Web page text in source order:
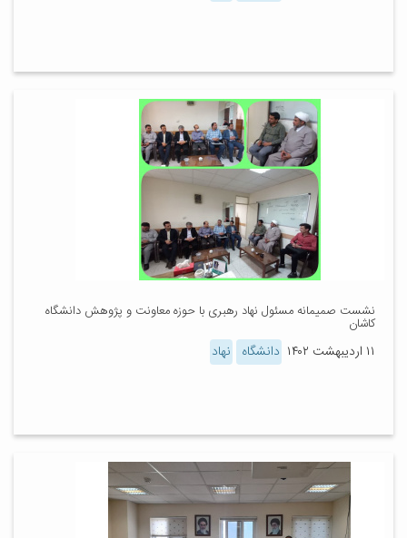
نشست صمیمانه مسئول نهاد رهبری با حوزه معاونت و پژوهش دانشگاه
کاشان
۱۱ اردیبهشت ۱۴۰۲ دانشگاه نهاد